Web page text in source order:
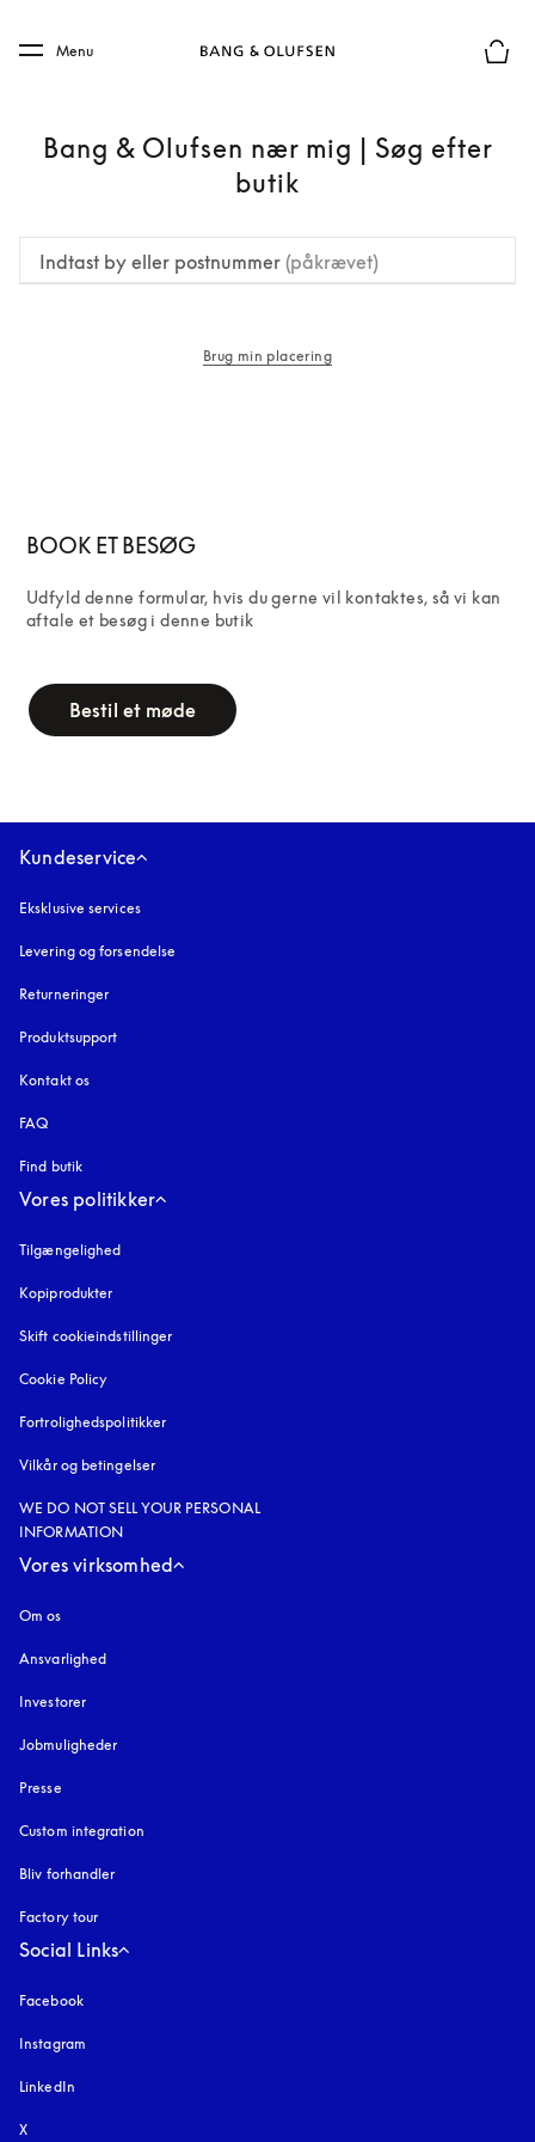
Skip to main footer
Menu
Bang & Olufsen nær mig | Søg efter
butik
Indtast by eller postnummer (påkrævet)
Brug min placering
BOOK ET BESØG
Udfyld denne formular, hvis du gerne vil kontaktes, så vi kan
aftale et besøg i denne butik
Bestil et møde
Kundeservice
Eksklusive services
Levering og forsendelse
Returneringer
Produktsupport
Kontakt os
FAQ
Find butik
Vores politikker
Tilgængelighed
Kopiprodukter
Skift cookieindstillinger
Cookie Policy
Fortrolighedspolitikker
Vilkår og betingelser
WE DO NOT SELL YOUR PERSONAL
INFORMATION
Vores virksomhed
Om os
Ansvarlighed
Investorer
Jobmuligheder
Presse
Custom integration
Bliv forhandler
Factory tour
Social Links
Facebook
Instagram
LinkedIn
X